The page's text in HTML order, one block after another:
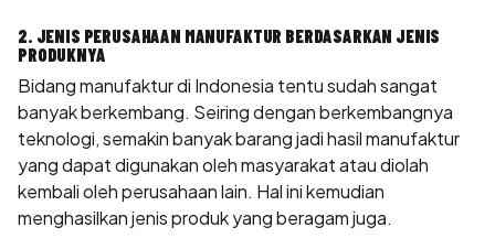
2. JENIS PERUSAHAAN MANUFAKTUR BERDASARKAN JENIS
PRODUKNYA
Bidang manufaktur di Indonesia tentu sudah sangat
banyak berkembang. Seiring dengan berkembangnya
teknologi, semakin banyak barang jadi hasil manufaktur
yang dapat digunakan oleh masyarakat atau diolah
kembali oleh perusahaan lain. Hal ini kemudian
menghasilkan jenis produk yang beragam juga.